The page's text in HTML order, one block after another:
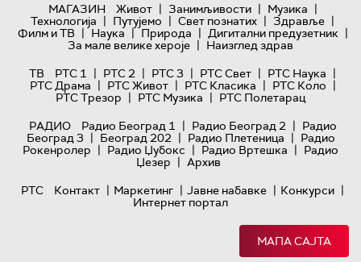
МАГАЗИН
Живот | Занимљивости | Музика |
Технологијa | Путујемо | Свет познатих | Здравље |
Филм и ТВ | Наука | Природа | Дигитални предузетник |
За мале велике хероје | Наизглед здрав
ТВ
РТС 1 | РТС 2 | РТС 3 | РТС Свет | РТС Наука |
РТС Драма | РТС Живот | РТС Класика | РТС Коло |
РТС Трезор | РТС Музика | РТС Полетарац
РАДИО
Радио Београд 1 | Радио Београд 2 | Радио
Београд 3 | Београд 202 | Радио Плетеница | Радио
Рокенролер | Радио Џубокс | Радио Вртешка | Радио
Џезер | Архив
РТС
Контакт | Маркетинг | Јавне набавке | Конкурси |
Интернет портал
МАПА САЈТА